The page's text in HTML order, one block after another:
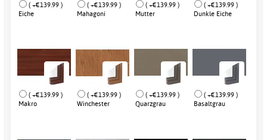
( +€139.99 )
Eiche
( +€139.99 )
Mahagoni
( +€139.99 )
Mutter
( +€139.99 )
Dunkle Eiche
( +€139.99 )
Makro
( +€139.99 )
Winchester
( +€139.99 )
Quarzgrau
( +€139.99 )
Basaltgrau